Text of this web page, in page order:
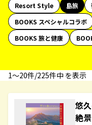
Resort Style
島旅
BOOKS スペシャルコラボ
BOOKS 旅と健康
1〜20件/225件中 を表示
悠
絶